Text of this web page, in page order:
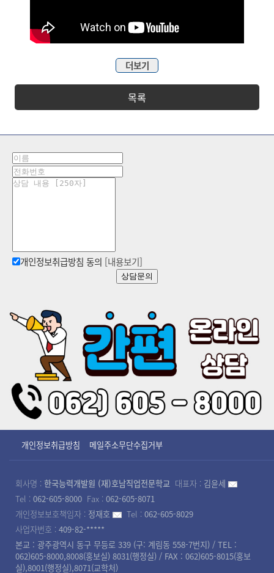
더보기
목록
개인정보취급방침 동의 [내용보기]
상담문의
개인정보취급방침 메일주소무단수집거부
회사명 : 한국능력개발원 (재)호남직업전문학교 대표자 : 김윤세
Tel : 062-605-8000 Fax : 062-605-8071
개인정보보호책임자 : 정재호 Tel : 062-605-8029
사업자번호 : 409-82-*****
본교 : 광주광역시 동구 무등로 339 (구: 계림동 558-7번지) / TEL :
062)605-8000,8008(홍보실) 8031(행정실) / FAX : 062)605-8015(홍보
실),8001(행정실),8071(교학처)